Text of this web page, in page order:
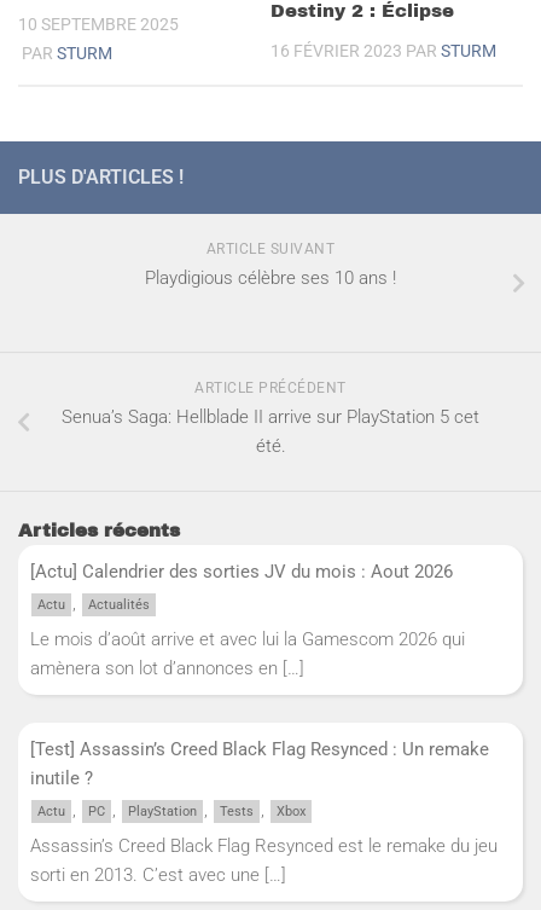
10 SEPTEMBRE 2025
PAR STURM
Destiny 2 : Éclipse
16 FÉVRIER 2023 PAR STURM
PLUS D'ARTICLES !
ARTICLE SUIVANT
Playdigious célèbre ses 10 ans !
ARTICLE PRÉCÉDENT
Senua’s Saga: Hellblade II arrive sur PlayStation 5 cet
été.
Articles récents
[Actu] Calendrier des sorties JV du mois : Aout 2026
Actu , Actualités
Le mois d’août arrive et avec lui la Gamescom 2026 qui
amènera son lot d’annonces en […]
[Test] Assassin’s Creed Black Flag Resynced : Un remake
inutile ?
Actu PC PlayStation Tests Xbox
Assassin’s Creed Black Flag Resynced est le remake du jeu
sorti en 2013. C’est avec une […]